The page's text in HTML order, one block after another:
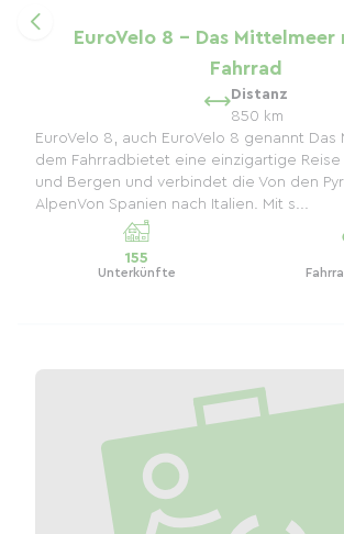
EuroVelo 8 – Das
Fahrrad
Distanz
850 km
EuroVelo 8, auch EuroVelo 8 genannt Das
dem Fahrradbietet eine einzigartige
und Bergen und verbindet die Von den
AlpenVon Spanien nach Italien. Mit s...
155
Unterkünfte